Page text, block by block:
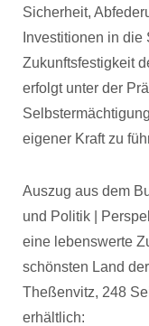
Sicherheit,
Investitionen in
Zukunftsfestigkeit
erfolgt unter der
eigener Kraft zu
Auszug aus dem
und Politik |
eine lebenswerte
schönsten Land
Theßenvitz, 248
erhältlich: